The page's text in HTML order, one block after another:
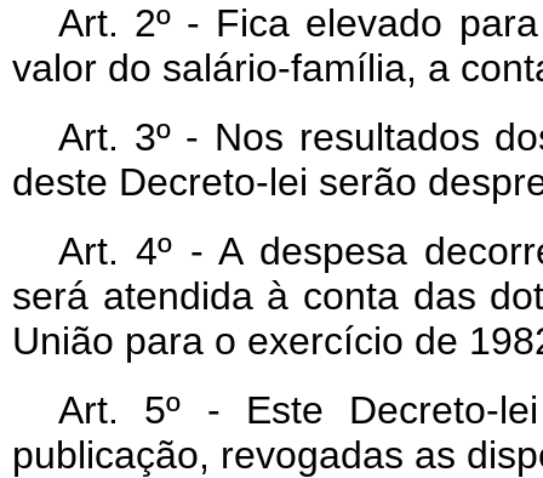
Art. 2º - Fica elevado
valor do salário-família, a
Art. 3º - Nos resultados
deste Decreto-lei serão
Art. 4º - A despesa
será atendida à conta das
União para o exercício de
Art. 5º - Este Decreto-
publicação, revogadas as